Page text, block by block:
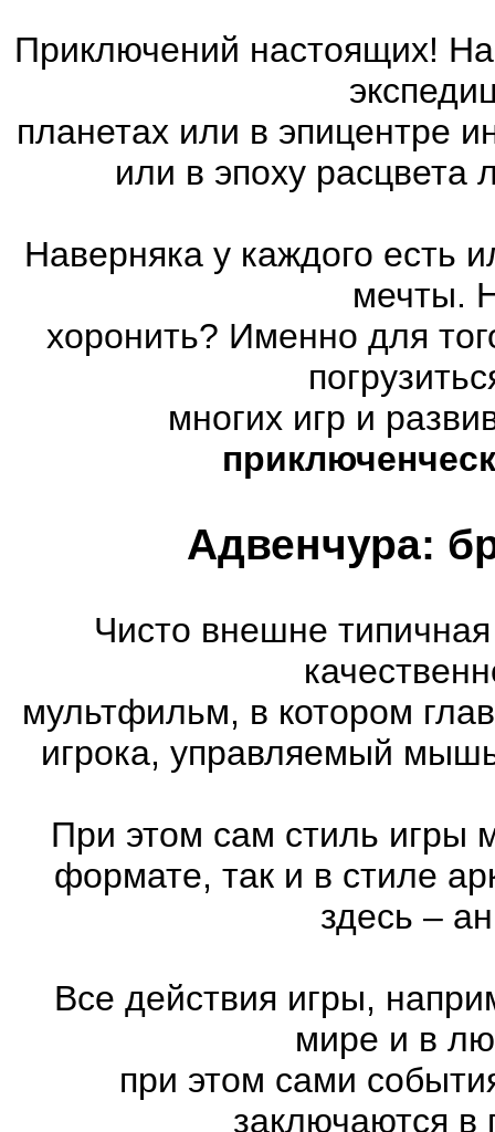
Приключений настоящих! На
планетах или в эпицентре
или в эпоху
Наверняка у каждого есть
мечты.
хоронить? Именно для
многих игр и
Адвенчура:
Чисто внешне
мультфильм, в котором
игрока, управляемый
При этом сам стиль игры
формате, так и в стиле
здесь –
Все действия игры,
мире и в
при этом сами
заключаются в